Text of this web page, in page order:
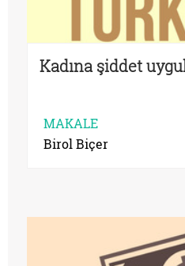
Kadına şiddet
MAKALE
Birol Biçer